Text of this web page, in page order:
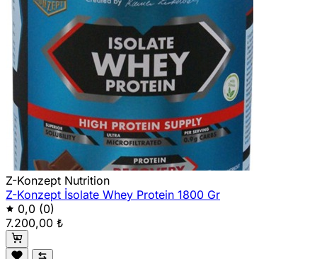
Z-Konzept Nutrition
Z-Konzept İsolate Whey Protein 1800 Gr
0,0 (0)
7.200,00 ₺